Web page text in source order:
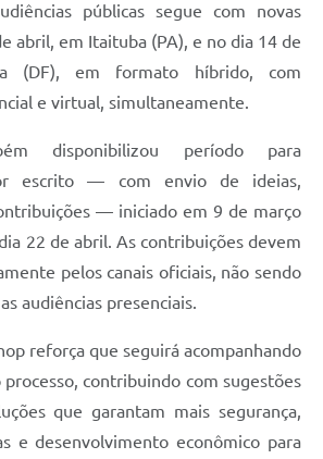
públicas segue com novas
abril, em Itaituba (PA), e no dia 14 de
(DF), em formato híbrido, com
e virtual, simultaneamente.
disponibilizou período para
escrito — com envio de ideias,
— iniciado em 9 de março
22 de abril. As contribuições devem
pelos canais oficiais, não sendo
audiências presenciais.
reforça que seguirá acompanhando
processo, contribuindo com sugestões
que garantam mais segurança,
e desenvolvimento econômico para